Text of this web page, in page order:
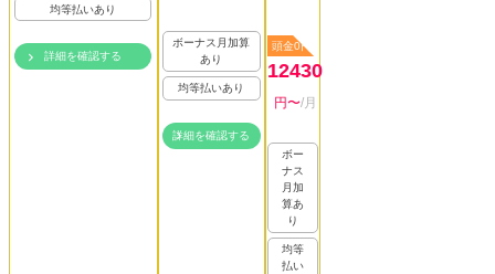
均等払いあり
詳細を確認する
ボーナス月加算
あり
均等払いあり
詳細を確認する
頭金0円
12430
円〜/月
ボー
ナス
月加
算あ
り
均等
払い